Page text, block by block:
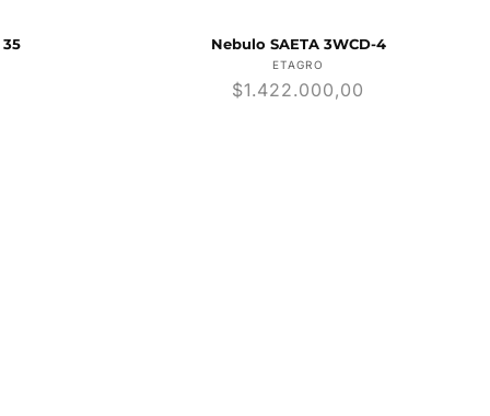
Nebulo SAETA 3WCD-4
Proveedor:
ETAGRO
Precio
$1.422.000,00